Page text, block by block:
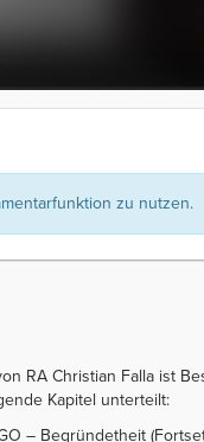
zu nutzen.
RA Christian Falla ist
Kapitel unterteilt:
– Begründetheit